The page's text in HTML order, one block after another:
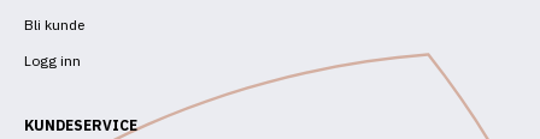
Bli kunde
Logg inn
KUNDESERVICE